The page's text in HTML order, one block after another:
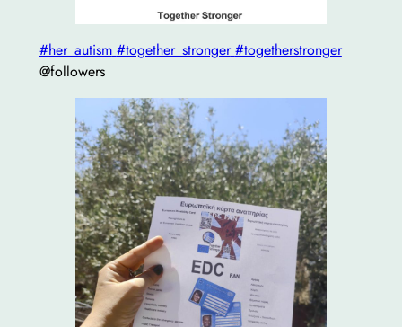
#her_autism #together_stronger #togetherstronger
@followers